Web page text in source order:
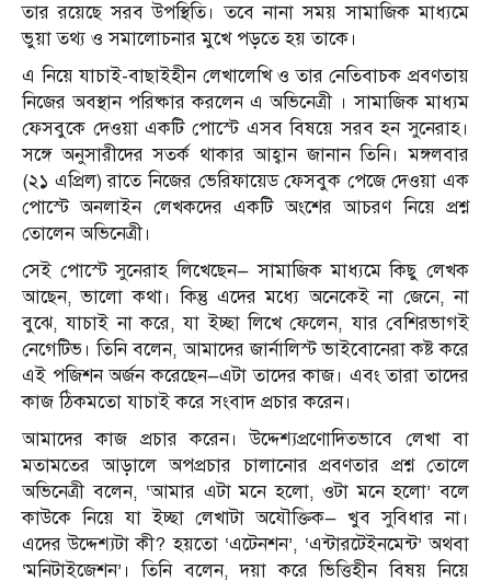
তার রয়েছে সরব উপস্থিতি। তবে নানা সময় সামাজিক মাধ্যমে
ভুয়া তথ্য ও সমালোচনার মুখে পড়তে হয় তাকে।
এ নিয়ে যাচাই-বাছাইহীন লেখালেখি ও তার নেতিবাচক প্রবণতায়
নিজের অবস্থান পরিষ্কার করলেন এ অভিনেত্রী । সামাজিক মাধ্যম
ফেসবুকে দেওয়া একটি পোস্টে এসব বিষয়ে সরব হন সুনেরাহ।
সঙ্গে অনুসারীদের সতর্ক থাকার আহ্বান জানান তিনি। মঙ্গলবার
(২১ এপ্রিল) রাতে নিজের ভেরিফায়েড ফেসবুক পেজে দেওয়া এক
পোস্টে অনলাইন লেখকদের একটি অংশের আচরণ নিয়ে প্রশ্ন
তোলেন অভিনেত্রী।
সেই পোস্টে সুনেরাহ লিখেছেন— সামাজিক মাধ্যমে কিছু লেখক
আছেন, ভালো কথা। কিন্তু এদের মধ্যে অনেকেই না জেনে, না
বুঝে, যাচাই না করে, যা ইচ্ছা লিখে ফেলেন, যার বেশিরভাগই
নেগেটিভ। তিনি বলেন, আমাদের জার্নালিস্ট ভাইবোনেরা কষ্ট করে
এই পজিশন অর্জন করেছেন—এটা তাদের কাজ। এবং তারা তাদের
কাজ ঠিকমতো যাচাই করে সংবাদ প্রচার করেন।
আমাদের কাজ প্রচার করেন। উদ্দেশ্যপ্রণোদিতভাবে লেখা বা
মতামতের আড়ালে অপপ্রচার চালানোর প্রবণতার প্রশ্ন তোলে
অভিনেত্রী বলেন, ‘আমার এটা মনে হলো, ওটা মনে হলো’ বলে
কাউকে নিয়ে যা ইচ্ছা লেখাটা অযৌক্তিক— খুব সুবিধার না।
এদের উদ্দেশ্যটা কী? হয়তো ‘এটেনশন’, ‘এন্টারটেইনমেন্ট’ অথবা
‘মনিটাইজেশন’। তিনি বলেন, দয়া করে ভিত্তিহীন বিষয় নিয়ে